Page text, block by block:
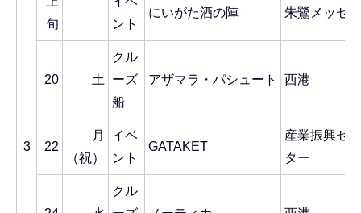
3
旬
ント
にいがた酒の陣 朱鷺メッセ
20 土
クル
ーズ
船
アザマラ・パシュート 西港
22
月
（祝）
イベ
ント
GATAKET
産業振興セン
ター
クル